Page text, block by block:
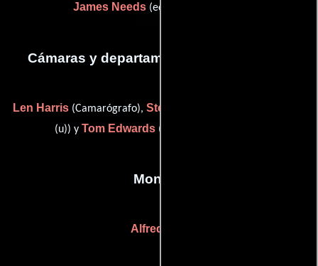
James Needs(editorial supervisor)
Cámaras y departamento de electricidad
Len Harris(Camarógrafo), Steve Birtles
(u)) y Tom Edwards (still photographer (u))
Montaje
Alfred Cox